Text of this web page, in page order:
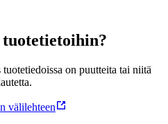
on puutteita tai niitä
välilehteen